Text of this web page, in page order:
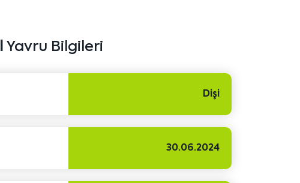
Yavru Bilgileri
Dişi
30.06.2024